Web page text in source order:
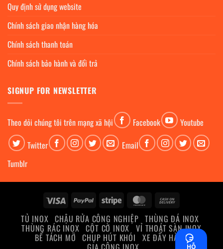
Quy định sử dụng website
Chính sách giao nhận hàng hóa
Chính sách thanh toán
Chính sách bảo hành và đổi trả
SIGNUP FOR NEWSLETTER
Theo dỏi chúng tôi trên mạng xã hội Facebook
Youtube
Twitter
Email
Tumblr
Visa PayPal Stripe MasterCard
Delivery
TỦ INOX CHẬU RỬA CÔNG NGHIỆP THÙNG ĐÁ INOX
THÙNG RÁC INOX CỘT CỜ INOX VỈ THOÁT SÀN INOX
BỂ TÁCH MỠ CHỤP HÚT KHÓI XE ĐẨY HÀNG
HỖ